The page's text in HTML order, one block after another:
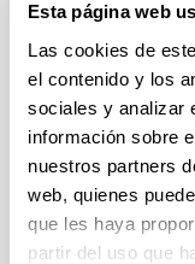
Esta página web
Las cookies de
el contenido y los
sociales y analizar
información sobre
nuestros partners
web, quienes
que les haya
partir del uso que
admitidas que
PIFG22/33:
microestructuradas”,
Plazo de
29/12/2022 Se ha
Convocatoria de
la formación de